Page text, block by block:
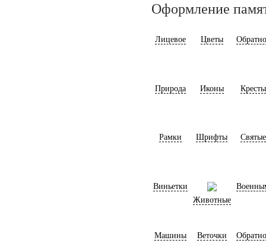
Оформление
Лицевое Цветы
Природа Иконы Кресты
Рамки Шрифты Святые
Виньетки
Животные
Машины Веточки